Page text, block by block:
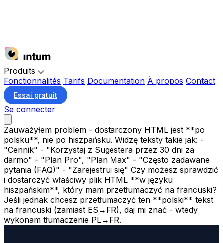
Produits
Fonctionnalités Tarifs Documentation À propos Contact
Essai gratuit
Se connecter
Zauważyłem problem - dostarczony HTML jest **po
polsku**, nie po hiszpańsku. Widzę teksty takie jak: -
"Cennik" - "Korzystaj z Sugestera przez 30 dni za
darmo" - "Plan Pro", "Plan Max" - "Często zadawane
pytania (FAQ)" - "Zarejestruj się" Czy możesz sprawdzić
i dostarczyć właściwy plik HTML **w języku
hiszpańskim**, który mam przetłumaczyć na francuski?
Jeśli jednak chcesz przetłumaczyć ten **polski** tekst
na francuski (zamiast ES→FR), daj mi znać - wtedy
wykonam tłumaczenie PL→FR.